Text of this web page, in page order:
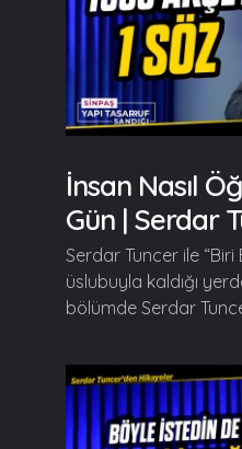
İnsan Nasıl
Gün | Serdar
Serdar Tuncer ile “Biri
üslubuyla kaldığı
bölümde Serdar